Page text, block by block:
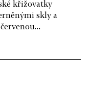
křižovatky
skly a